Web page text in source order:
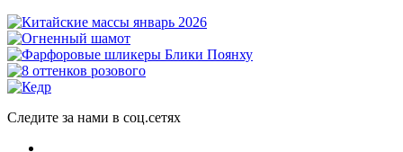
Следите за нами в соц.сетях